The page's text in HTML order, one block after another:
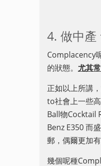
4. 做中
Complacency
的狀態。 尤其
正如以上所講
to社會上一些
Ball物Cocktail
Benz E350 而
郵，偶爾更加
幾個呢種